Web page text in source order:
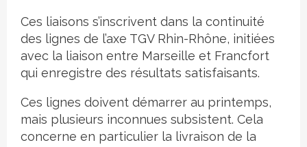
Ces liaisons s’inscrivent dans la continuité
des lignes de l’axe TGV Rhin-Rhône, initiées
avec la liaison entre Marseille et Francfort
qui enregistre des résultats satisfaisants.
Ces lignes doivent démarrer au printemps,
mais plusieurs inconnues subsistent. Cela
concerne en particulier la livraison de la